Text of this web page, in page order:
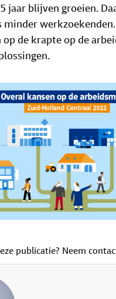
jaar blijven groeien.
minder
op de krapte op de
publicatie? Neem